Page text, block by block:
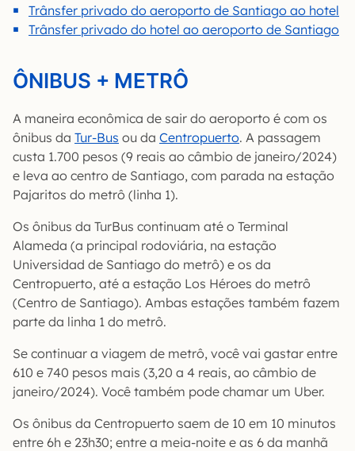
Trânsfer privado do aeroporto de Santiago ao hotel
Trânsfer privado do hotel ao aeroporto de Santiago
ÔNIBUS + METRÔ
A maneira econômica de sair do aeroporto é com os
ônibus da Tur-Bus ou da Centropuerto. A passagem
custa 1.700 pesos (9 reais ao câmbio de janeiro/2024)
e leva ao centro de Santiago, com parada na estação
Pajaritos do metrô (linha 1).
Os ônibus da TurBus continuam até o Terminal
Alameda (a principal rodoviária, na estação
Universidad de Santiago do metrô) e os da
Centropuerto, até a estação Los Héroes do metrô
(Centro de Santiago). Ambas estações também fazem
parte da linha 1 do metrô.
Se continuar a viagem de metrô, você vai gastar entre
610 e 740 pesos mais (3,20 a 4 reais, ao câmbio de
janeiro/2024). Você também pode chamar um Uber.
Os ônibus da Centropuerto saem de 10 em 10 minutos
entre 6h e 23h30; entre a meia-noite e as 6 da manhã